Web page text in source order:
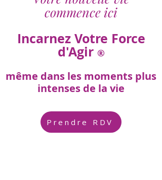
commence ici
Incarnez Votre Force
d'Agir ®
même dans les moments plus
intenses de la vie
Prendre RDV